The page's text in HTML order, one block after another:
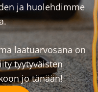
ja huolehdimme
laatuarvosana on
tyytyväisten
jo tänään!